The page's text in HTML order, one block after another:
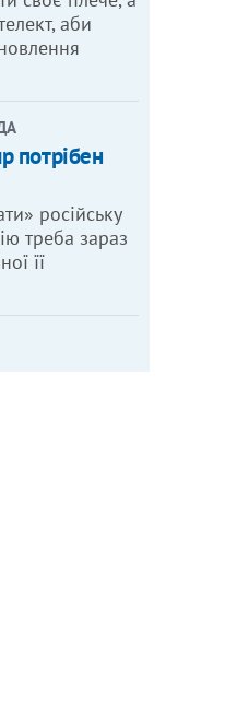
аби
потрібен
російську
треба зараз
її